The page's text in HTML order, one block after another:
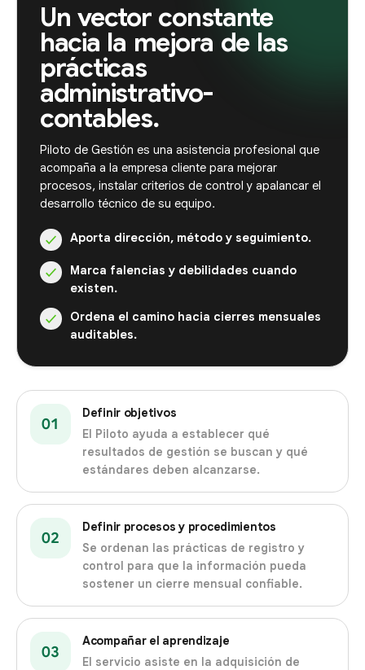
Un vector constante
hacia la mejora de las
prácticas
administrativo-
contables.
Piloto de Gestión es una asistencia profesional que
acompaña a la empresa cliente para mejorar
procesos, instalar criterios de control y apalancar el
desarrollo técnico de su equipo.
✓ Aporta dirección, método y seguimiento.
✓
Marca falencias y debilidades cuando
existen.
✓
Ordena el camino hacia cierres mensuales
auditables.
01
Definir objetivos
El Piloto ayuda a establecer qué
resultados de gestión se buscan y qué
estándares deben alcanzarse.
02
Definir procesos y procedimientos
Se ordenan las prácticas de registro y
control para que la información pueda
sostener un cierre mensual confiable.
03
Acompañar el aprendizaje
El servicio asiste en la adquisición de